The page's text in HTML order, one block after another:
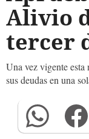
Alivio
tercer
Una vez vigente
sus deudas en una